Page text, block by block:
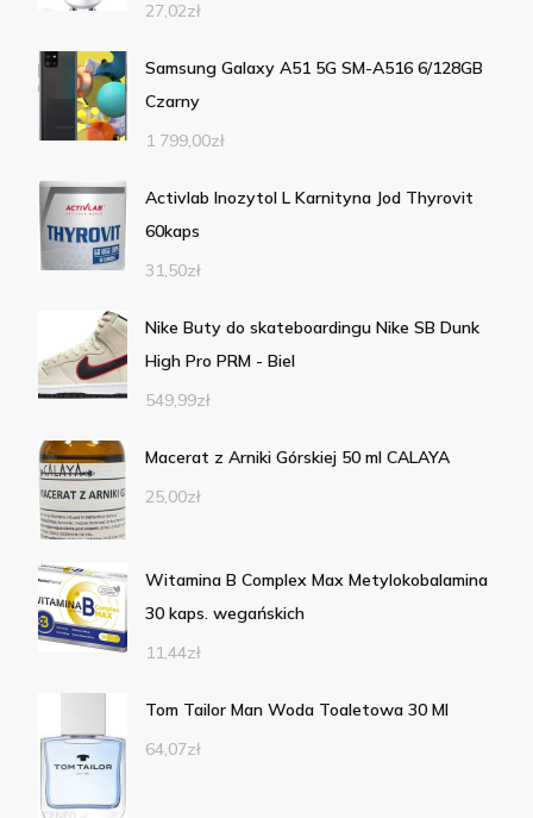
27,02zł
Samsung Galaxy A51 5G SM-A516 6/128GB
Czarny
1 799,00zł
Activlab Inozytol L Karnityna Jod Thyrovit
60kaps
31,50zł
Nike Buty do skateboardingu Nike SB Dunk
High Pro PRM - Biel
549,99zł
Macerat z Arniki Górskiej 50 ml CALAYA
25,00zł
Witamina B Complex Max Metylokobalamina
30 kaps. wegańskich
11,44zł
Tom Tailor Man Woda Toaletowa 30 Ml
64,07zł